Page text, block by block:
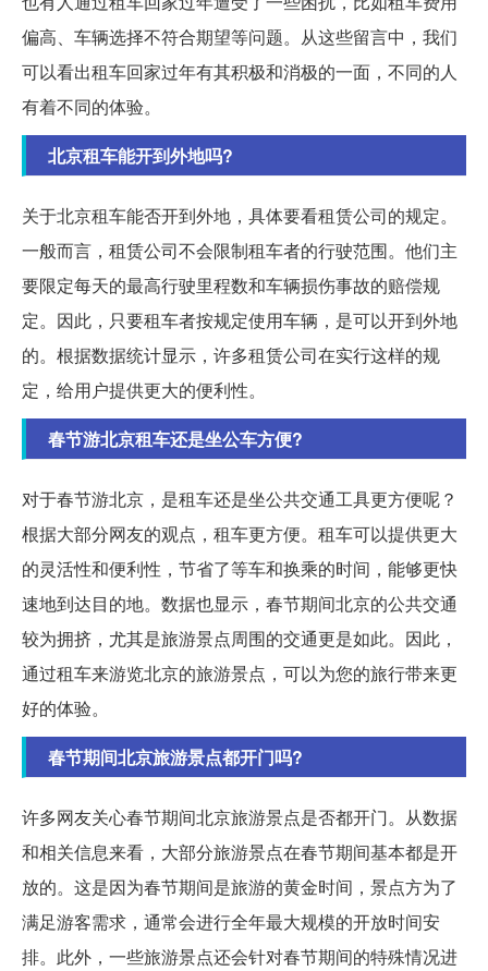
偏高、车辆选择不符合期望等问题。从这些留言中，我们
可以看出租车回家过年有其积极和消极的一面，不同的人
有着不同的体验。
北京租车能开到外地吗?
关于北京租车能否开到外地，具体要看租赁公司的规定。
一般而言，租赁公司不会限制租车者的行驶范围。他们主
要限定每天的最高行驶里程数和车辆损伤事故的赔偿规
定。因此，只要租车者按规定使用车辆，是可以开到外地
的。根据数据统计显示，许多租赁公司在实行这样的规
定，给用户提供更大的便利性。
春节游北京租车还是坐公车方便?
对于春节游北京，是租车还是坐公共交通工具更方便呢？
根据大部分网友的观点，租车更方便。租车可以提供更大
的灵活性和便利性，节省了等车和换乘的时间，能够更快
速地到达目的地。数据也显示，春节期间北京的公共交通
较为拥挤，尤其是旅游景点周围的交通更是如此。因此，
通过租车来游览北京的旅游景点，可以为您的旅行带来更
好的体验。
春节期间北京旅游景点都开门吗?
许多网友关心春节期间北京旅游景点是否都开门。从数据
和相关信息来看，大部分旅游景点在春节期间基本都是开
放的。这是因为春节期间是旅游的黄金时间，景点方为了
满足游客需求，通常会进行全年最大规模的开放时间安
排。此外，一些旅游景点还会针对春节期间的特殊情况进